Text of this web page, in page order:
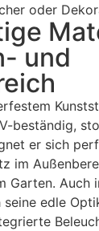
oder
und
beständig,
er sich
im
Garten. Auch
edle